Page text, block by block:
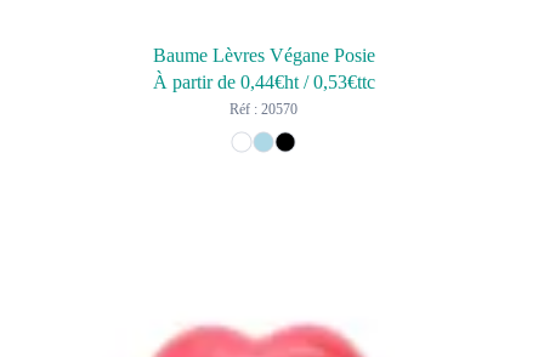
Baume Lèvres Végane Posie
À partir de 0,44€ht/0,53€ttc
Réf : 20570